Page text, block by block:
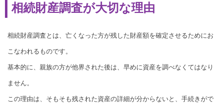
相続財産調査が大切な理由
相続財産調査とは、亡くなった方が残した財産額を確定させるためにお
こなわれるものです。
基本的に、親族の方が他界された後は、早めに資産を調べなくてはなり
ません。
この理由は、そもそも残された資産の詳細が分からないと、手続きがで